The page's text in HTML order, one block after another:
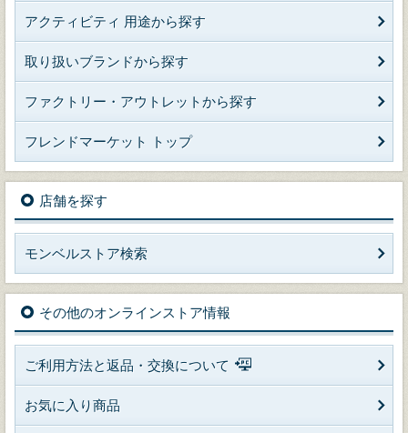
アクティビティ 用途から探す
取り扱いブランドから探す
ファクトリー・アウトレットから探す
フレンドマーケット トップ
店舗を探す
モンベルストア検索
その他のオンラインストア情報
ご利用方法と返品・交換について
お気に入り商品